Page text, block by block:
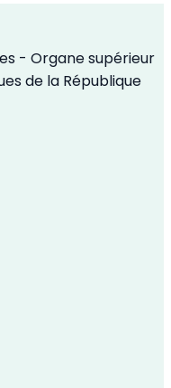
- Organe supérieur
de la République